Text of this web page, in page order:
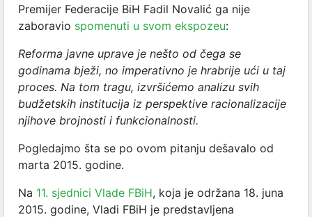
Premijer Federacije BiH Fadil Novalić ga nije
zaboravio spomenuti u svom ekspozeu:
Reforma javne uprave je nešto od čega se
godinama bježi, no imperativno je hrabrije ući u taj
proces. Na tom tragu, izvršićemo analizu svih
budžetskih institucija iz perspektive racionalizacije
njihove brojnosti i funkcionalnosti.
Pogledajmo šta se po ovom pitanju dešavalo od
marta 2015. godine.
Na 11. sjednici Vlade FBiH, koja je održana 18. juna
2015. godine, Vladi FBiH je predstavljena